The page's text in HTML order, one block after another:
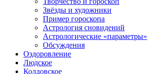
Звёзды и художники
Пример гороскопа
Астрология сновидений
Астрологические «параметры»
Обсуждения
Оздоровление
Людское
Колдовское